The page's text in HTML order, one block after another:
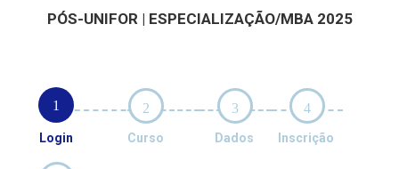
PÓS-UNIFOR | ESPECIALIZAÇÃO/MBA 2025
1
Login
2
Curso
3
Dados
4
Inscrição